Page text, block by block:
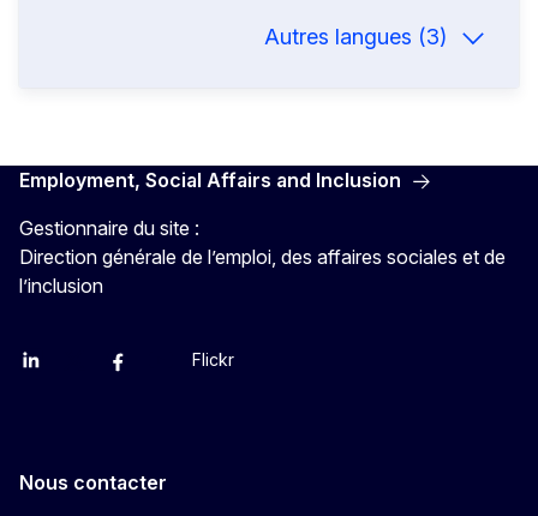
Autres langues (3)
Employment, Social Affairs and Inclusion
Gestionnaire du site :
Direction générale de l’emploi, des affaires sociales et de
l’inclusion
Linkedin FacebookYouTube
Flickr
Nous contacter